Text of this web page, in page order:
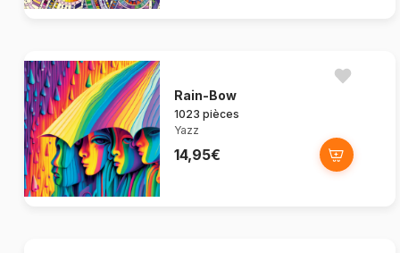
Rain-Bow
1023 pièces
Yazz
14,95€